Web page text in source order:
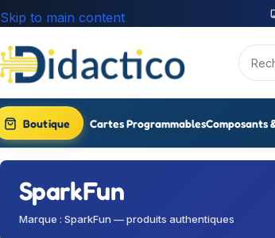
Skip to main content
Boutique Cartes ProgrammablesComposants
SparkFun
Marque : SparkFun — produits authentiques